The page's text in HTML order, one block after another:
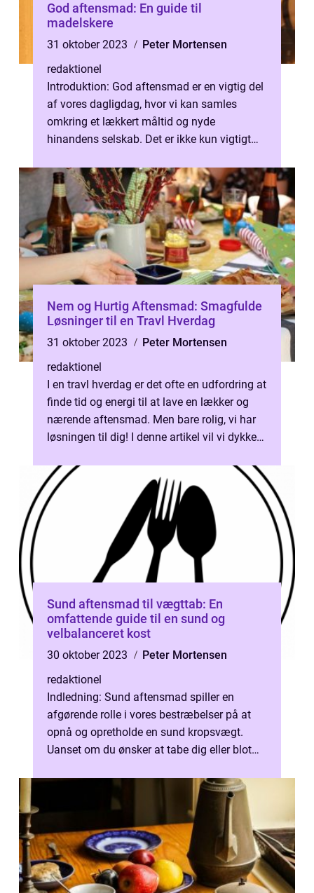
God aftensmad: En guide til
madelskere
31 oktober 2023
Peter Mortensen
redaktionel
Introduktion: God aftensmad er en vigtig del
af vores dagligdag, hvor vi kan samles
omkring et lækkert måltid og nyde
hinandens selskab. Det er ikke kun vigtigt
Nem og Hurtig Aftensmad: Smagfulde
Løsninger til en Travl Hverdag
31 oktober 2023
Peter Mortensen
redaktionel
I en travl hverdag er det ofte en udfordring at
finde tid og energi til at lave en lækker og
nærende aftensmad. Men bare rolig, vi har
løsningen til dig! I denne artikel vil vi dykke
Sund aftensmad til vægttab: En
omfattende guide til en sund og
velbalanceret kost
30 oktober 2023
Peter Mortensen
redaktionel
Indledning: Sund aftensmad spiller en
afgørende rolle i vores bestræbelser på at
opnå og opretholde en sund kropsvægt.
Uanset om du ønsker at tabe dig eller blot